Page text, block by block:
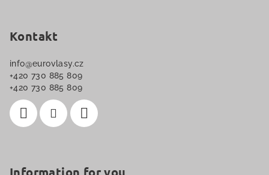
Kontakt
info@eurovlasy.cz
+420 730 885 809
+420 730 885 809